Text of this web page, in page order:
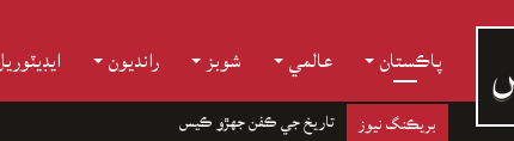
پاڪستان عالمي شوبز رانديون
بريڪنگ نيوز تاريخ جي ڪفن جھڙو ڪيس